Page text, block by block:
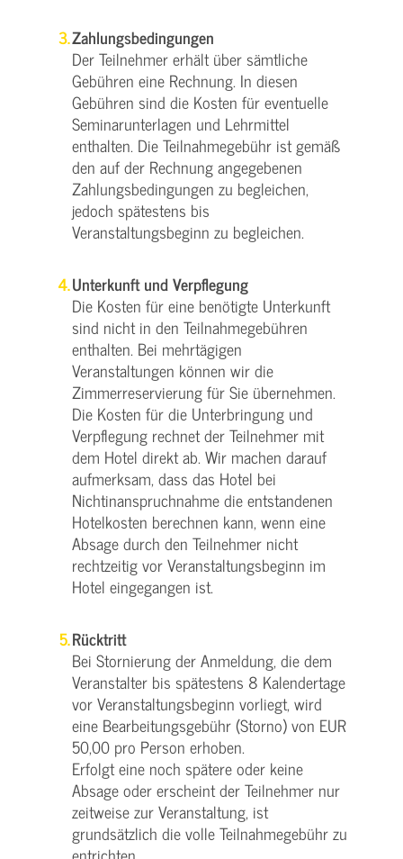
Zahlungsbedingungen
Der Teilnehmer erhält über sämtliche
Gebühren eine Rechnung. In diesen
Gebühren sind die Kosten für eventuelle
Seminarunterlagen und Lehrmittel
enthalten. Die Teilnahmegebühr ist gemäß
den auf der Rechnung angegebenen
Zahlungsbedingungen zu begleichen,
jedoch spätestens bis
Veranstaltungsbeginn zu begleichen.
Unterkunft und Verpflegung
Die Kosten für eine benötigte Unterkunft
sind nicht in den Teilnahmegebühren
enthalten. Bei mehrtägigen
Veranstaltungen können wir die
Zimmerreservierung für Sie übernehmen.
Die Kosten für die Unterbringung und
Verpflegung rechnet der Teilnehmer mit
dem Hotel direkt ab. Wir machen darauf
aufmerksam, dass das Hotel bei
Nichtinanspruchnahme die entstandenen
Hotelkosten berechnen kann, wenn eine
Absage durch den Teilnehmer nicht
rechtzeitig vor Veranstaltungsbeginn im
Hotel eingegangen ist.
Rücktritt
Bei Stornierung der Anmeldung, die dem
Veranstalter bis spätestens 8 Kalendertage
vor Veranstaltungsbeginn vorliegt, wird
eine Bearbeitungsgebühr (Storno) von EUR
50,00 pro Person erhoben.
Erfolgt eine noch spätere oder keine
Absage oder erscheint der Teilnehmer nur
zeitweise zur Veranstaltung, ist
grundsätzlich die volle Teilnahmegebühr zu